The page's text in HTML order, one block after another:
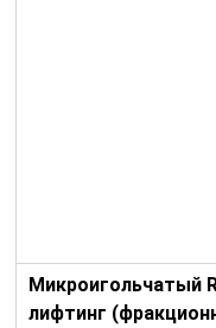
Микроигольчатый
лифтинг